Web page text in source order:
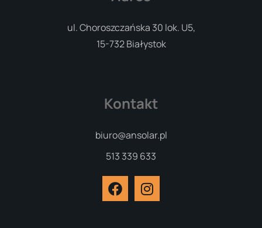
ul. Choroszczańska 30 lok. U5,
15-732 Białystok
Kontakt
biuro@ansolar.pl
513 339 633